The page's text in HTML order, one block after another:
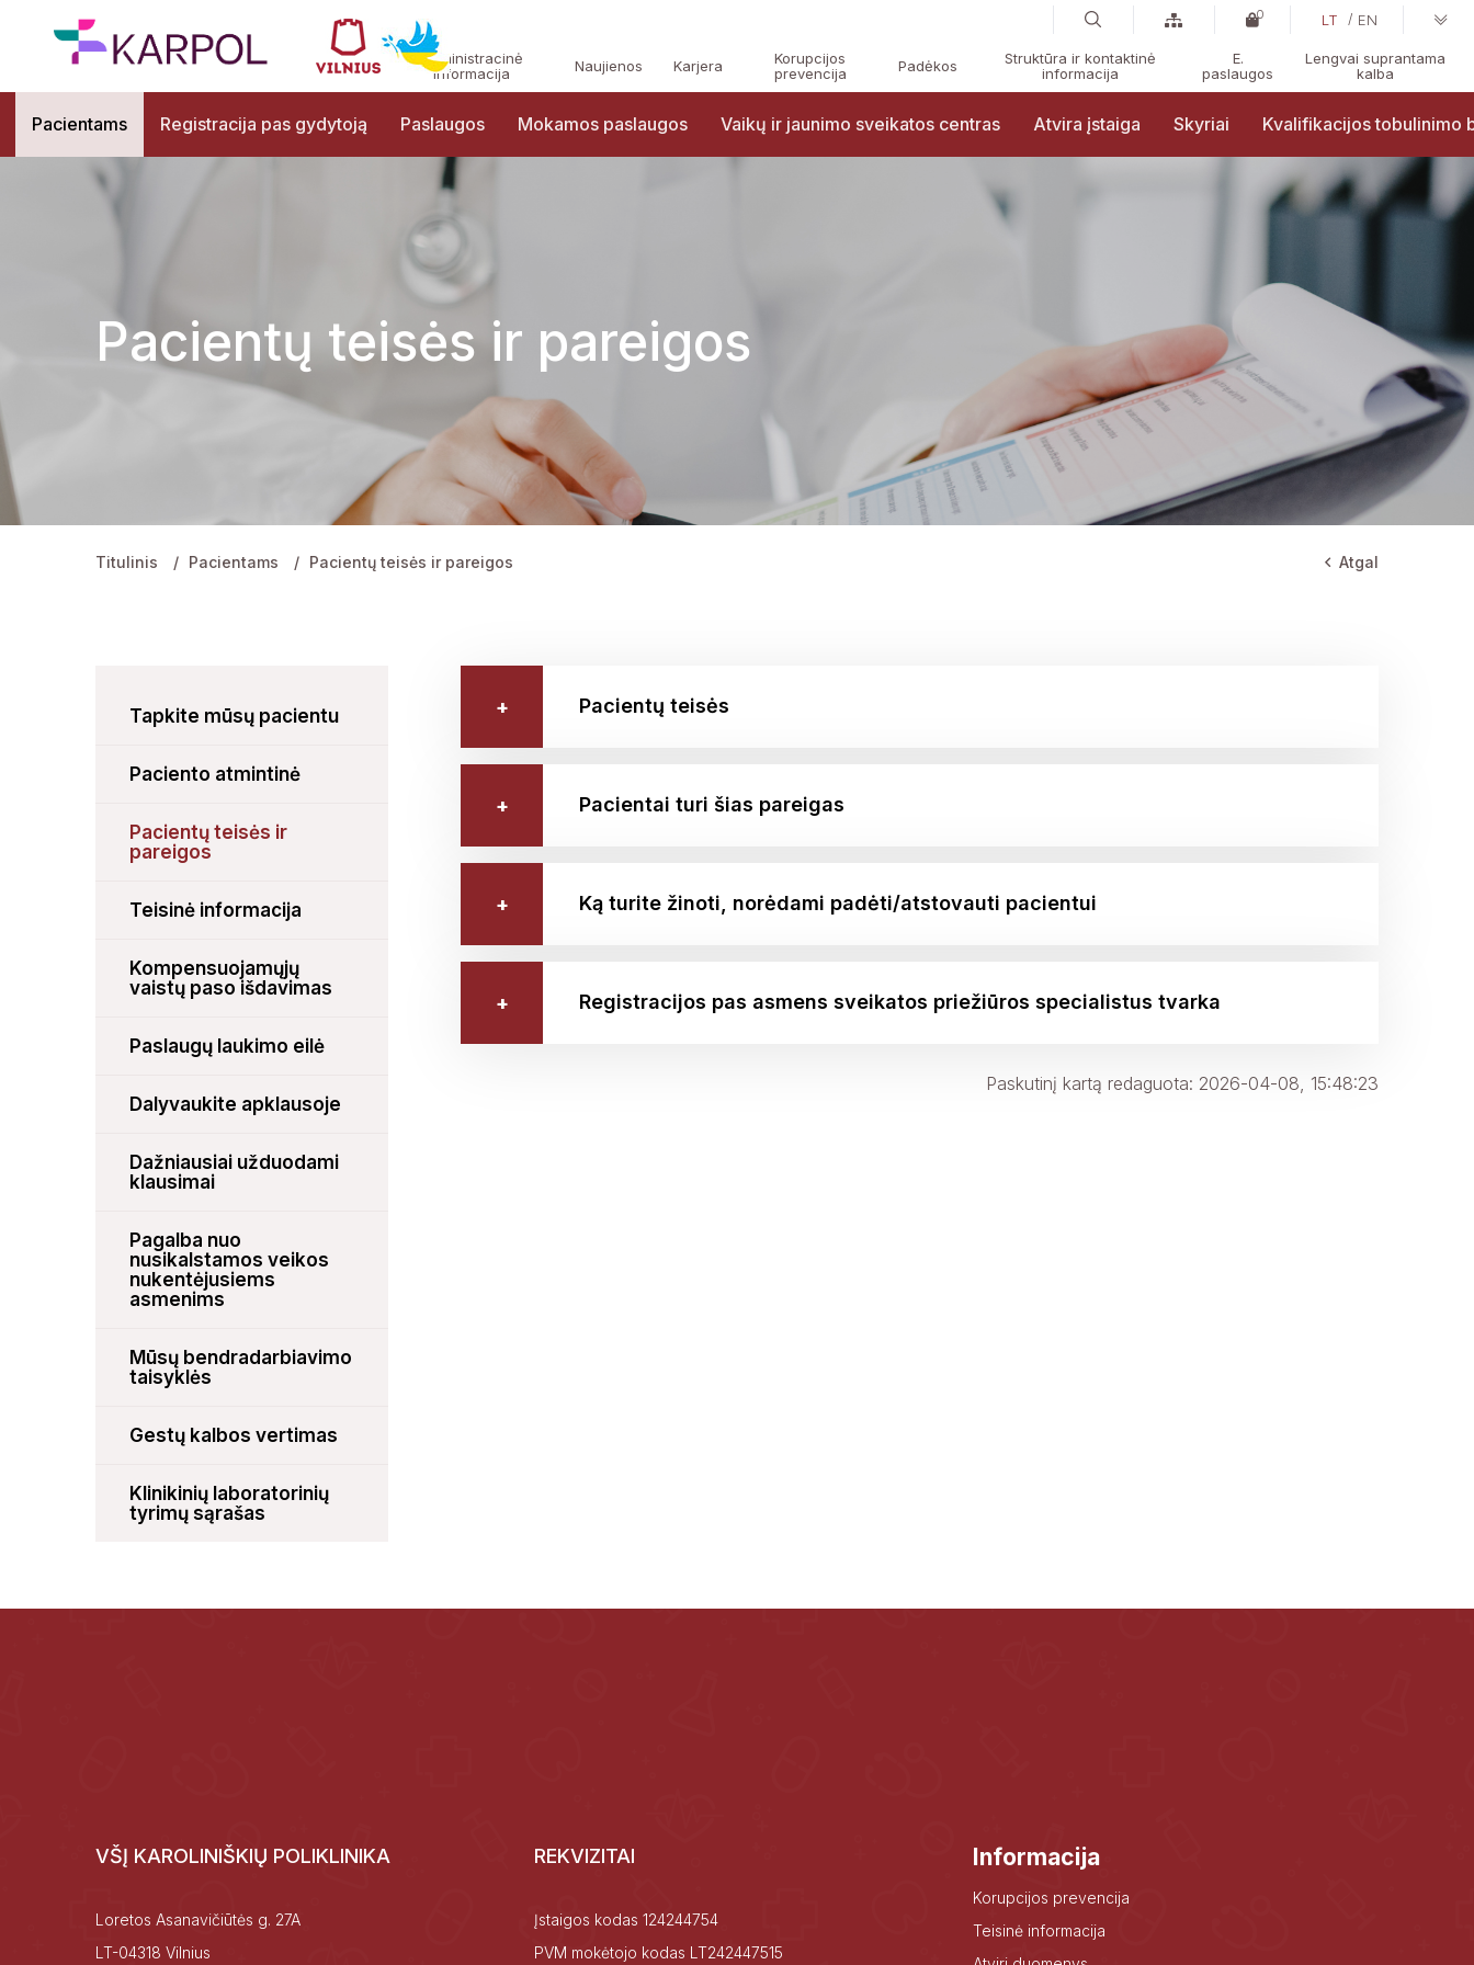
Administracinė
informacija
Naujienos Karjera
Korupcijos
prevencija
Padėkos
Struktūra ir kontaktinė
informacija
E.
paslaugos
Lengvai suprantama
kalba
0 LT EN
Pacientams Registracija pas gydytoją Paslaugos Mokamos paslaugos Vaikų ir jaunimo sveikatos centras Atvira įstaiga Skyriai Kvalifikacijos tobulinimo
Pacientų teisės ir pareigos
Titulinis Pacientams Pacientų teisės ir pareigos Atgal
Tapkite mūsų pacientu
Paciento atmintinė
Pacientų teisės ir
pareigos
Teisinė informacija
Kompensuojamųjų
vaistų paso išdavimas
Paslaugų laukimo eilė
Dalyvaukite apklausoje
Dažniausiai užduodami
klausimai
Pagalba nuo
nusikalstamos veikos
nukentėjusiems
asmenims
Mūsų bendradarbiavimo
taisyklės
Gestų kalbos vertimas
Klinikinių laboratorinių
tyrimų sąrašas
Pacientų teisės
Pacientai turi šias pareigas
Ką turite žinoti, norėdami padėti/atstovauti pacientui
Registracijos pas asmens sveikatos priežiūros specialistus tvarka
Paskutinį kartą redaguota: 2026-04-08, 15:48:23
VŠĮ KAROLINIŠKIŲ POLIKLINIKA
Loretos Asanavičiūtės g. 27A
LT-04318 Vilnius
REKVIZITAI
Įstaigos kodas 124244754
PVM mokėtojo kodas LT242447515
Informacija
Korupcijos prevencija
Teisinė informacija